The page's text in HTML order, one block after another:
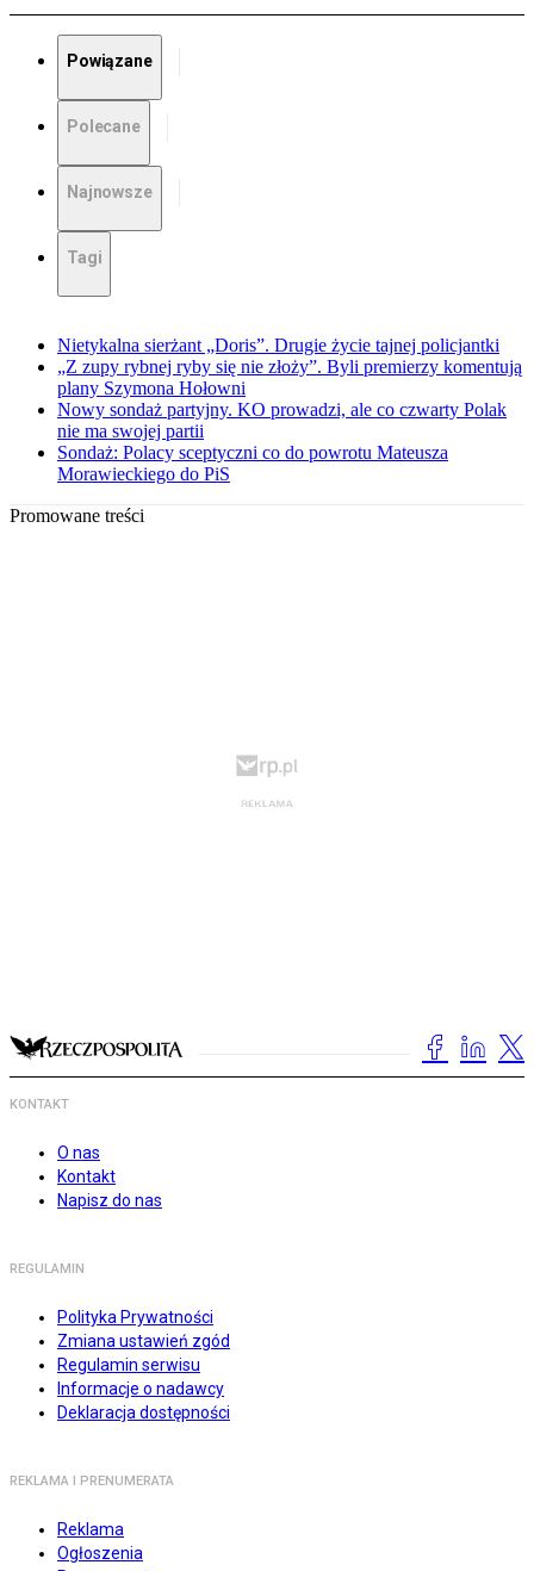
Powiązane
Polecane
Najnowsze
Tagi
Nietykalna sierżant „Doris”. Drugie życie tajnej policjantki
„Z zupy rybnej ryby się nie złoży”. Byli premierzy komentują
plany Szymona Hołowni
Nowy sondaż partyjny. KO prowadzi, ale co czwarty Polak
nie ma swojej partii
Sondaż: Polacy sceptyczni co do powrotu Mateusza
Morawieckiego do PiS
Promowane treści
KONTAKT
O nas
Kontakt
Napisz do nas
REGULAMIN
Polityka Prywatności
Zmiana ustawień zgód
Regulamin serwisu
Informacje o nadawcy
Deklaracja dostępności
REKLAMA I PRENUMERATA
Reklama
Ogłoszenia